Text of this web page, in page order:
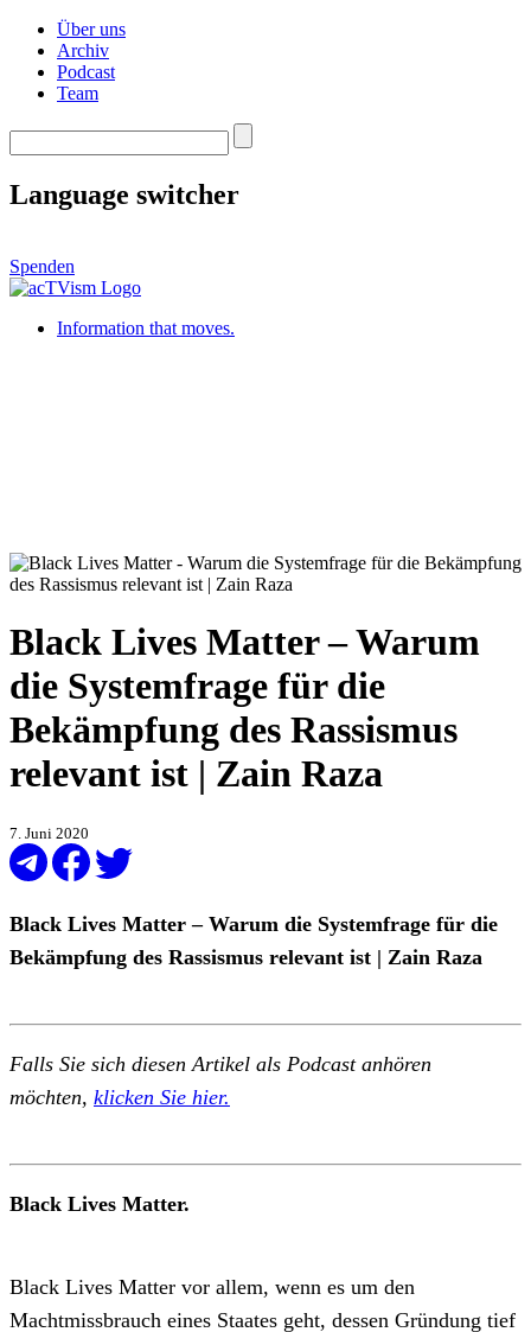
Über uns
Archiv
Podcast
Team
Language switcher
Spenden
Information that moves.
Black Lives Matter – Warum
die Systemfrage für die
Bekämpfung des Rassismus
relevant ist | Zain Raza
7. Juni 2020
Black Lives Matter – Warum die Systemfrage für die
Bekämpfung des Rassismus relevant ist | Zain Raza
Falls Sie sich diesen Artikel als Podcast anhören
möchten, klicken Sie hier.
Black Lives Matter.
Black Lives Matter vor allem, wenn es um den
Machtmissbrauch eines Staates geht, dessen Gründung tief